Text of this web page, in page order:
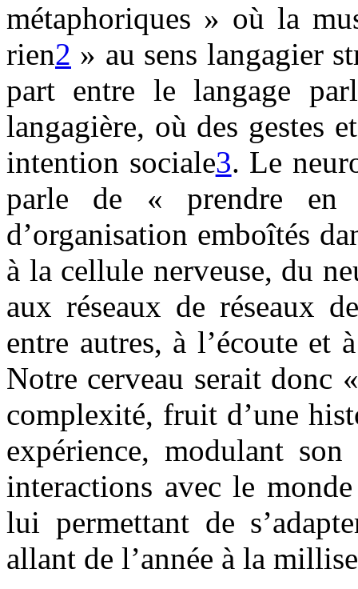
métaphoriques » où la
rien2 » au sens langagier
part entre le langage
langagière, où des gestes
intention sociale3. Le
parle de « prendre en
d’organisation emboîtés
à la cellule nerveuse, du
aux réseaux de réseaux
entre autres, à l’écoute et
Notre cerveau serait donc
complexité, fruit d’une
expérience, modulant
interactions avec le
lui permettant de
allant de l’année à la